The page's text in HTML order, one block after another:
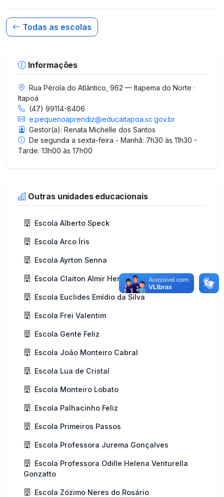
Todas as escolas
Informações
Rua Pérola do Atlântico, 962 — Itapema do Norte ·
Itapoá
(47) 99114-8406
e.pequenoaprendiz@educaitapoa.sc.gov.br
Gestor(a): Renata Michelle dos Santos
De segunda a sexta-feira - Manhã: 7h30 às 11h30 -
Tarde: 13h00 às 17h00
Outras unidades educacionais
Escola Alberto Speck
Escola Arco Íris
Escola Ayrton Senna
Escola Claiton Almir Hermes
Escola Euclides Emídio da Silva
Escola Frei Valentim
Escola Gente Feliz
Escola João Monteiro Cabral
Escola Lua de Cristal
Escola Monteiro Lobato
Escola Palhacinho Feliz
Escola Primeiros Passos
Escola Professora Jurema Gonçalves
Escola Professora Odille Helena Venturella
Gonzatto
Escola Zózimo Neres do Rosário